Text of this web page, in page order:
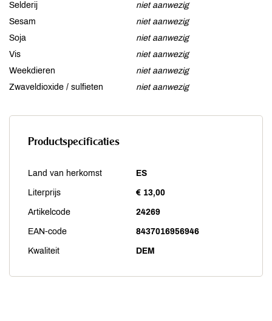
Selderij
niet aanwezig
Sesam
niet aanwezig
Soja
niet aanwezig
Vis
niet aanwezig
Weekdieren
niet aanwezig
Zwaveldioxide / sulfieten
niet aanwezig
Productspecificaties
Land van herkomst ES
Literprijs € 13,00
Artikelcode 24269
EAN-code 8437016956946
Kwaliteit DEM